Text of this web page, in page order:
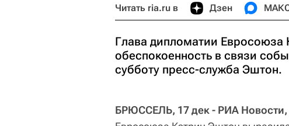
Читать ria.ru в Дзен
Глава дипломатии
обеспокоенность в связи
субботу пресс-служба Эштон.
БРЮССЕЛЬ, 17 дек - РИА